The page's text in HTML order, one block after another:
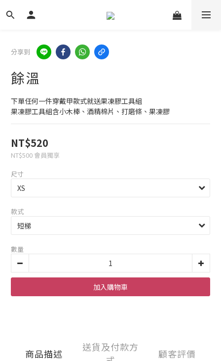
分享到
餘溫
下單任何一件穿戴甲款式就送果凍膠工具組
果凍膠工具組含小木棒、酒精棉片、打磨條、果凍膠
NT$520
NT$500 會員獨享
尺寸
款式
數量
加入購物車
商品描述
送貨及付款方
顧客評價